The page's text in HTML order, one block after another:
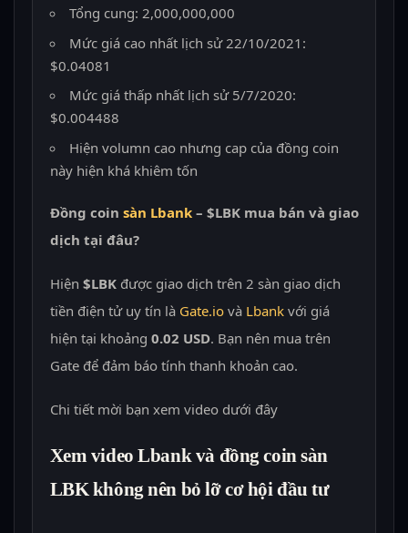
Tổng cung: 2,000,000,000
Mức giá cao nhất lịch sử 22/10/2021:
$0.04081
Mức giá thấp nhất lịch sử 5/7/2020:
$0.004488
Hiện volumn cao nhưng cap của đồng coin
này hiện khá khiêm tốn
Đồng coin sàn Lbank– $LBK mua bán và giao
dịch tại đâu?
Hiện $LBKđược giao dịch trên 2 sàn giao dịch
tiền điện tử uy tín là Gate.iovà Lbankvới giá
hiện tại khoảng 0.02 USD. Bạn nên mua trên
Gate để đảm báo tính thanh khoản cao.
Chi tiết mời bạn xem video dưới đây
Xem video Lbank và đồng coin sàn
LBK không nên bỏ lỡ cơ hội đầu tư